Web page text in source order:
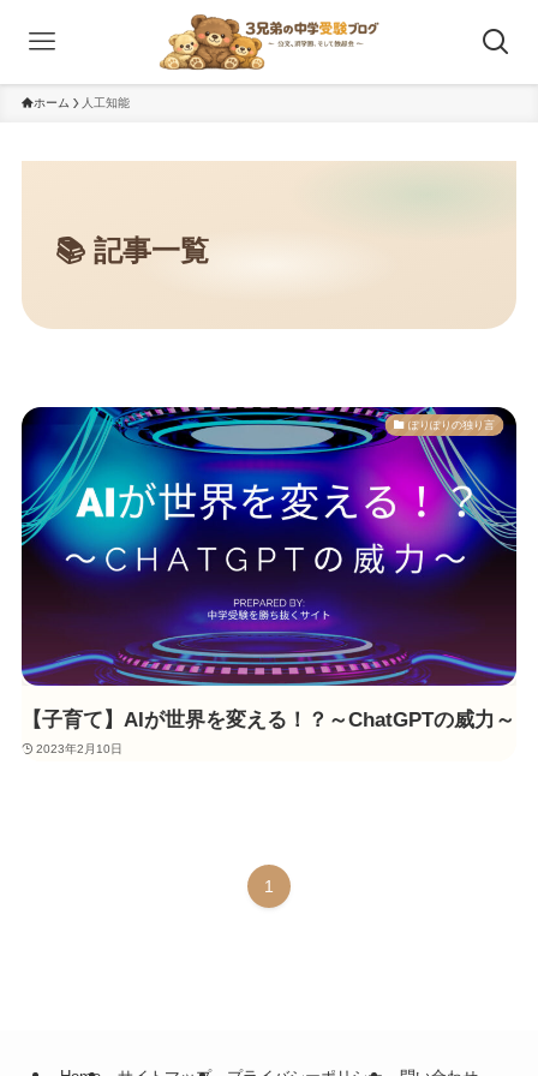
ホーム 人工知能
ぽりぽりの独り言
【子育て】AIが世界を変える！？～ChatGPTの威力～
2023年2月10日
1